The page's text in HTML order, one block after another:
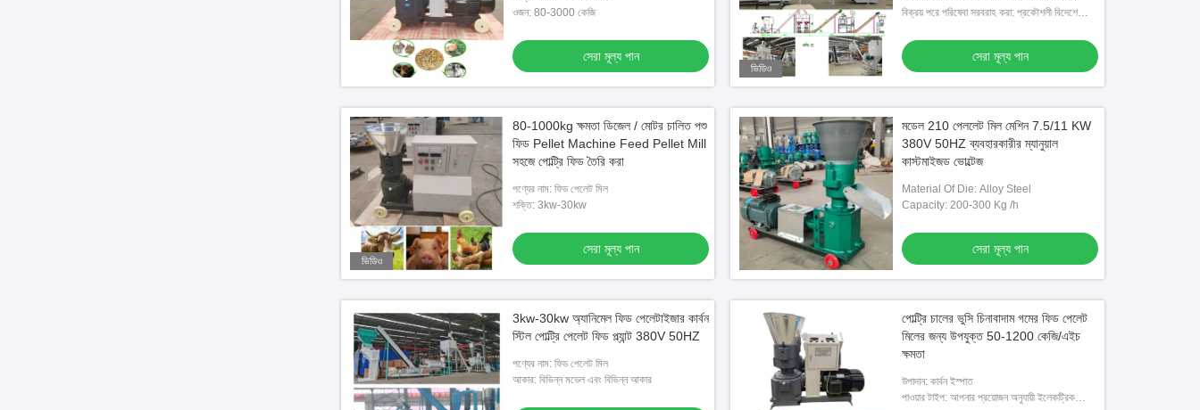
ওজন: 80-3000 কেজি
সেরা মূল্য পান
ভিডিও
বিক্রয় পরে পরিষেবা সরবরাহ করা: প্রকৌশলী বিদেশে
এবং প্রশিক্ষণ, বিদেশী পরিষেবা
সেরা মূল্য পান
ভিডিও
80-1000kg ক্ষমতা ডিজেল / মোটর চালিত পশু
ফিড Pellet Machine Feed Pellet Mill
সহজে পোল্ট্রি ফিড তৈরি করা
পণ্যের নাম: ফিড পেলেট মিল
শক্তি: 3kw-30kw
সেরা মূল্য পান
মডেল 210 পেললেট মিল মেশিন 7.5/11 KW
380V 50HZ ব্যবহারকারীর ম্যানুয়াল
কাস্টমাইজড ভোল্টেজ
Material Of Die: Alloy Steel
Capacity: 200-300 Kg /h
সেরা মূল্য পান
3kw-30kw অ্যানিমেল ফিড পেলেটাইজার কার্বন
স্টিল পোল্ট্রি পেলেট ফিড প্ল্যান্ট 380V 50HZ
পণ্যের নাম: ফিড পেলেট মিল
আকার: বিভিন্ন মডেল এবং বিভিন্ন আকার
পোল্ট্রি চালের ভুসি চিনাবাদাম গমের ফিড পেলেট
মিলের জন্য উপযুক্ত 50-1200 কেজি/এইচ
ক্ষমতা
উপাদান: কার্বন ইস্পাত
পাওয়ার টাইপ: আপনার প্রয়োজন অনুযায়ী ইলেকট্রিক